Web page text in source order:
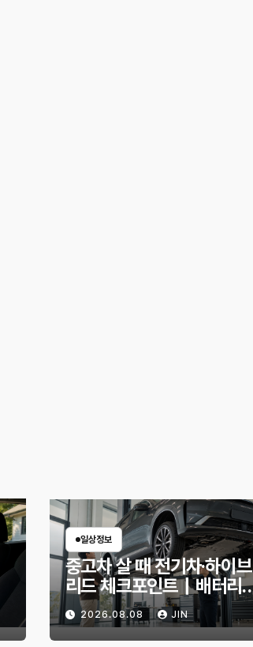
일상정보
중고차 살 때 전기차·하이브
리드 체크포인트｜배터리
상태 확인법과 놓치기 쉬운
위험 신호
2026.08.08 JIN